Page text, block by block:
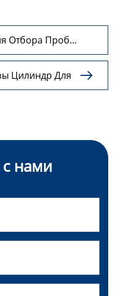
Отбора Проб
Давления
Цилиндр Для
Проб Swagelok

нами